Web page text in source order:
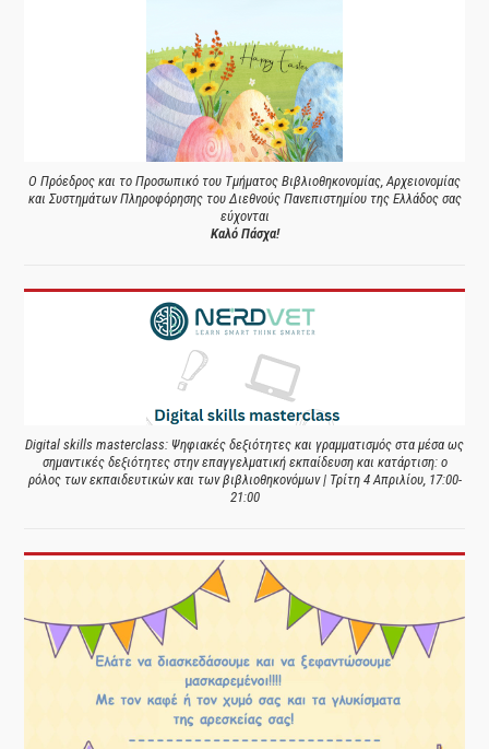
Ο Πρόεδρος και το Προσωπικό του Τμήματος Βιβλιοθηκονομίας, Αρχειονομίας
και Συστημάτων Πληροφόρησης του Διεθνούς Πανεπιστημίου της Ελλάδος σας
εύχονται
Καλό Πάσχα!
Digital skills masterclass: Ψηφιακές δεξιότητες και γραμματισμός στα μέσα ως
σημαντικές δεξιότητες στην επαγγελματική εκπαίδευση και κατάρτιση: ο
ρόλος των εκπαιδευτικών και των βιβλιοθηκονόμων | Τρίτη 4 Απριλίου, 17:00-
21:00